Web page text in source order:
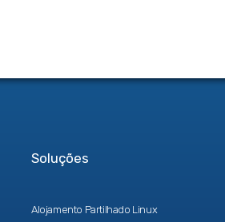
Soluções
Alojamento Partilhado Linux